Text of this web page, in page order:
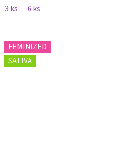
3 ks
6 ks
FEMINIZED
SATIVA